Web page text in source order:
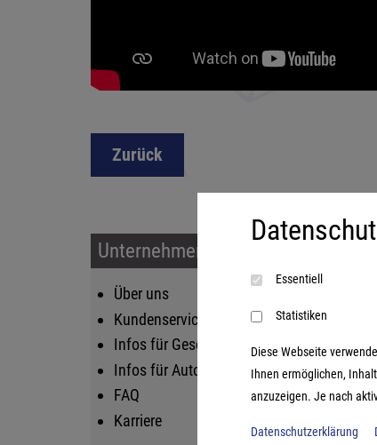
Zurück
Unternehmen & Service
Über uns
Kundenservice
Infos für Geschäftskunden
Infos für Autoren
FAQ
Karriere
Essentiell
Statistiken
Diese Webseite
Ihnen ermöglichen,
anzuzeigen. Je nach
Datenschutzerklärung